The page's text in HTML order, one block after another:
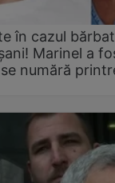
în cazul
Marinel a
numără